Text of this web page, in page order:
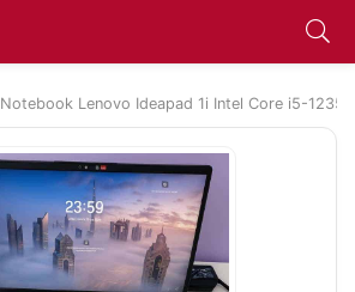
Notebook Lenovo Ideapad 1i Intel Core i5-1235U